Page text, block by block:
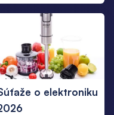
o elektroniku